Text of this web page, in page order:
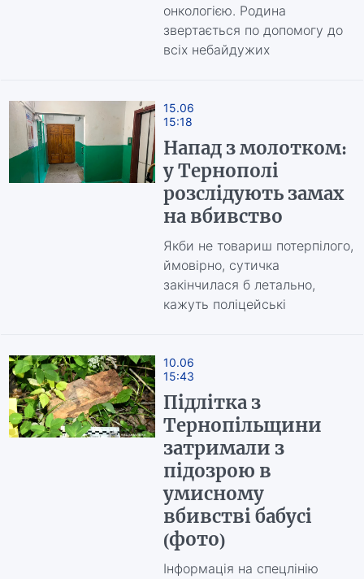
онкологією. Родина
звертається по допомогу до
всіх небайдужих
15.06
15:18
Напад з молотком:
у Тернополі
розслідують замах
на вбивство
Якби не товариш потерпілого,
ймовірно, сутичка
закінчилася б летально,
кажуть поліцейські
10.06
15:43
Підлітка з
Тернопільщини
затримали з
підозрою в
умисному
вбивстві бабусі
(фото)
Інформація на спецлінію